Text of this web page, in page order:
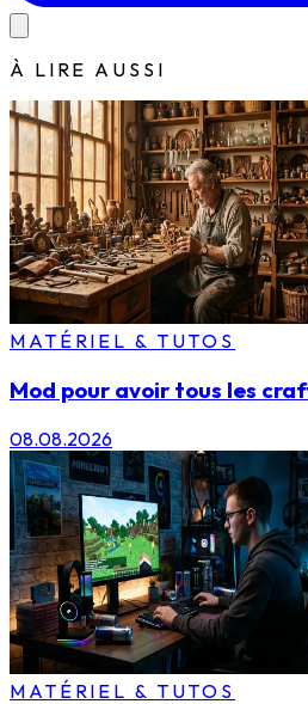
À LIRE AUSSI
MATÉRIEL & TUTOS
Mod pour avoir tous les
08.08.2026
MATÉRIEL & TUTOS